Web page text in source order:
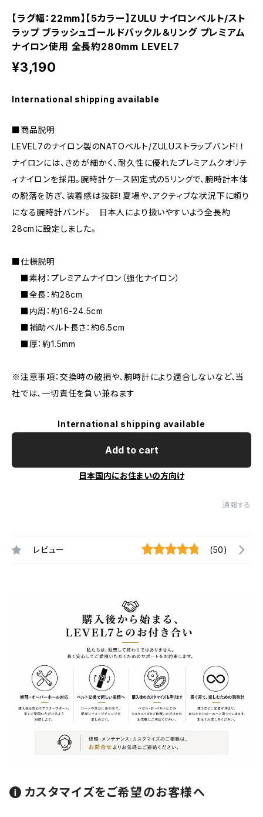
【ラグ幅：22mm】【5カラー】ZULU ナイロンベルト/スト
ラップ ブラッシュゴールドバックル＆リング プレミアム
ナイロン使用 全長約280mm LEVEL7
¥3,190
International shipping available
■商品説明
LEVEL7のナイロン製のNATOベルト/ZULUストラップバンド！！
ナイロンには、きめが細かく、耐久性に優れたプレミアムクオリテ
ィナイロンを採用。腕時計ケース固定式の5リングで、腕時計本体
の脱落を防ぎ、装着感は抜群！夏場や、アクティブな状況下に頼り
になる腕時計バンド。 日本人により扱いやすいよう全長約
28cmに設定しました。
■仕様説明
■素材：プレミアムナイロン（強化ナイロン）
■全長：約28cm
■内周：約16-24.5cm
■補助ベルト長さ：約6.5cm
■厚：約1.5mm
※注意事項：交換時の破損や、腕時計により適合しないなど、当
社では、一切責任を負い兼ねます
International shipping available
Add to cart
日本国内にお住まいの方向け
通報する
レビュー (50)
カスタマイズをご希望のお客様へ